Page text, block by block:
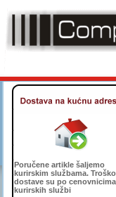
Poručene artikle šaljemo
kurirskim službama.
dostave su po cenovnicima
kurirskih službi